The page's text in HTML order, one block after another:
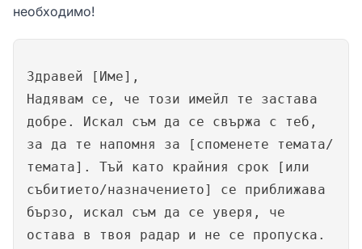
необходимо!
Здравей [Име],
Надявам се, че този имейл те застава
добре. Искал съм да се свържа с теб,
за да те напомня за [споменете темата/
темата]. Тъй като крайния срок [или
събитието/назначението] се приближава
бързо, искал съм да се уверя, че
остава в твоя радар и не се пропуска.